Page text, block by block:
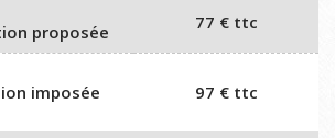
proposée
77 € ttc
imposée
97 € ttc